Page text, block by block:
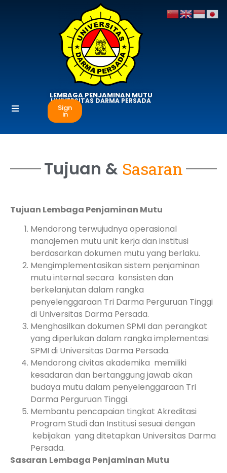
LEMBAGA PENJAMINAN MUTU
UNIVERSITAS DARMA PERSADA
Sign
in
Tujuan & Sasaran
Tujuan Lembaga Penjaminan Mutu
Mendorong terwujudnya operasional
manajemen mutu unit kerja dan institusi
berdasarkan dokumen mutu yang berlaku.
Mengimplementasikan sistem penjaminan
mutu internal secara konsisten dan
berkelanjutan dalam rangka
penyelenggaraan Tri Darma Perguruan Tinggi
di Universitas Darma Persada.
Menghasilkan dokumen SPMI dan perangkat
yang diperlukan dalam rangka implementasi
SPMI di Universitas Darma Persada.
Mendorong civitas akademika memiliki
kesadaran dan bertanggung jawab akan
budaya mutu dalam penyelenggaraan Tri
Darma Perguruan Tinggi.
Membantu pencapaian tingkat Akreditasi
Program Studi dan Institusi sesuai dengan
kebijakan yang ditetapkan Universitas Darma
Persada.
Sasaran Lembaga Penjaminan Mutu